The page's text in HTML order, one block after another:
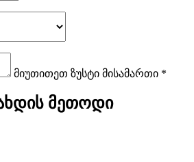
მიუთითეთ ზუსტი მისამართი *
მეთოდი